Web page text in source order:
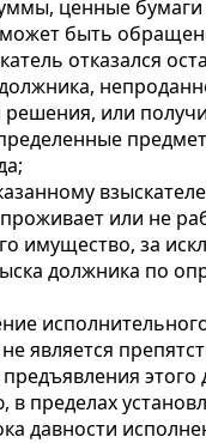
ценные бумаги
быть
отказался
или
или не
имущество, за
должника по
является
этого
в пределах
давности